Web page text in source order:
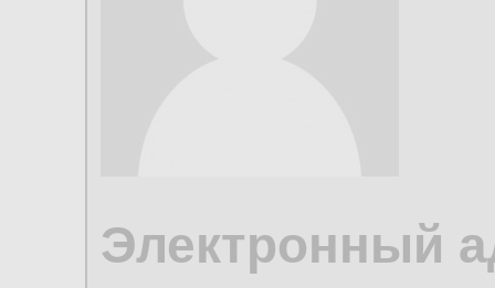
Электронный